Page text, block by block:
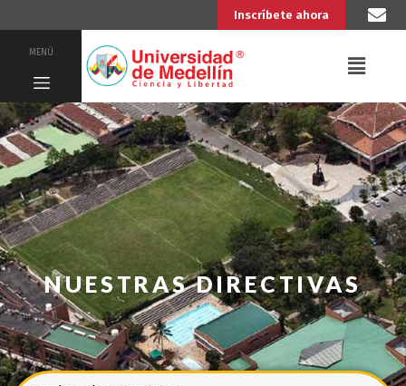
Inscríbete ahora
MENÚ
NUESTRAS DIRECTIVAS